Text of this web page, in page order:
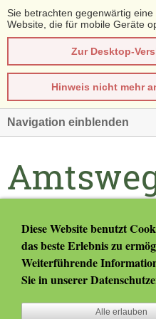
Sie betrachten gegenwärtig eine
Website, die für mobile Geräte
Zur Desktop-
Hinweis nicht mehr
Navigation einblenden
Online
Online Formulare
Finanzamtsformulare
Diese Website benutzt
das beste Erlebnis zu
Weiterführende
Sie in unserer
Alle erlauben